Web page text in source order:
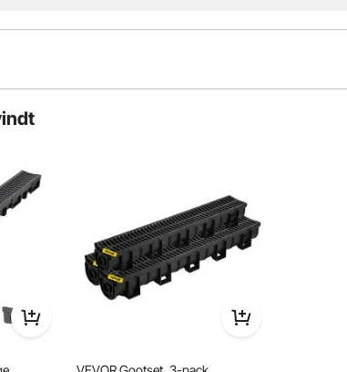
voor doucheruimtes, badkamers en keukens thuis en
comfort en elegantie toe aan deze ruimtes.